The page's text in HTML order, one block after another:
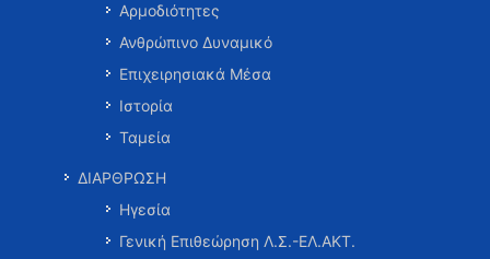
Αρμοδιότητες
Ανθρώπινο Δυναμικό
Επιχειρησιακά Μέσα
Ιστορία
Ταμεία
ΔΙΑΡΘΡΩΣΗ
Ηγεσία
Γενική Επιθεώρηση Λ.Σ.-ΕΛ.ΑΚΤ.